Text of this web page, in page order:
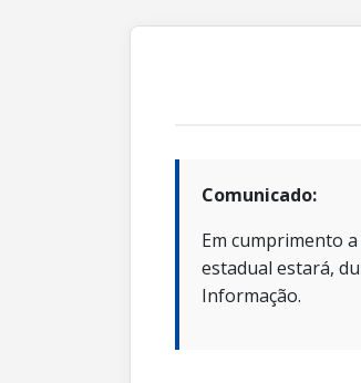
Comunicado:
Em cumprimento
estadual estará,
Informação.